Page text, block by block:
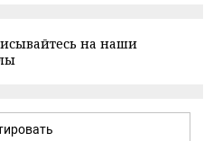
на наши